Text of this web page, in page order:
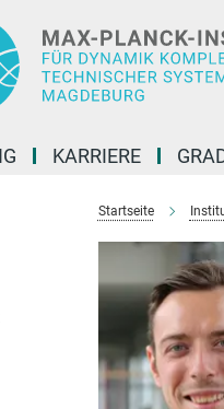
KARRIERE
Startseite